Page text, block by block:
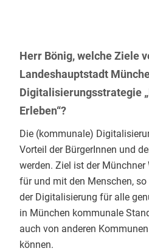
Herr Bönig, welche Ziele
Landeshauptstadt
Digitalisierungsstrategie
Erleben“?
Die (kommunale)
Vorteil der BürgerInnen und
werden. Ziel ist der
für und mit den Menschen,
der Digitalisierung für alle
in München kommunale
auch von anderen
können.